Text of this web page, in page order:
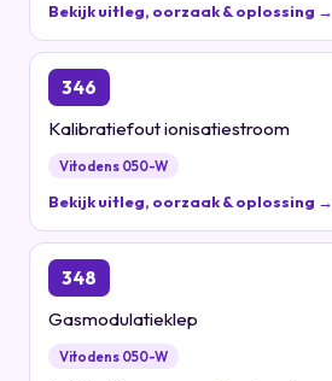
Bekijk uitleg, oorzaak & oplossing →
346
Kalibratiefout ionisatiestroom
Vitodens 050-W
Bekijk uitleg, oorzaak & oplossing →
348
Gasmodulatieklep
Vitodens 050-W